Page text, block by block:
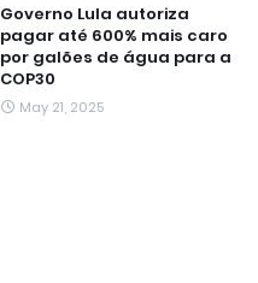
Governo Lula autoriza
pagar até 600% mais caro
por galões de água para a
COP30
May 21, 2025